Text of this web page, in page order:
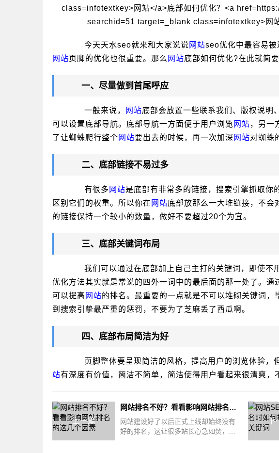
今天天水seo就来和大家说说 网站seo优化中最容易
网站页脚的优化也很重要。那么 网站底部如何优化?在此就简
一、尽量做到首尾呼应
一般来说， 网站底部会放置一些联系我们、版权说明
可以设置底部导航。底部导航一方面便于用户浏览 网站，另一
了让蜘蛛爬行整个 网站要出去的时候，再一次加深 网站对蜘蛛
二、底部链接不易过多
有很多 网站是底部有非常多的链接，搜索引擎抓取你
区别它们的权重。所以你在 网站底部放那么一大堆链接，不会
的链接保持一个较小的数量，做好不要超过20个为宜。
三、底部关键词布局
我们可以通过在底部加上自己主打的关键词，即使不
优化方法其实就是常说的四外一词中的最后面的那一处了。通
可以提高 网站的排名。最重要的一点就是不可以堆砌关键词，
到搜索引挚最严重的惩罚，不要为了芝麻丢了西瓜啊。
四、底部布局简洁为好
页脚整体要呈现简洁的风格，提高用户的浏览体验，
站有深度有价值，简洁不简单，简洁使得用户看起来很清爽，
上一篇
网站排名不好？看看影响网站排名的这几个因素
网站建设好了以后正式上线却始终没有
好的排名，这让很多站长心急如焚，不
下